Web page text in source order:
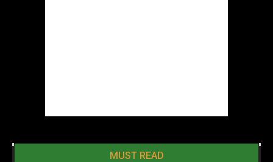
MUST READ